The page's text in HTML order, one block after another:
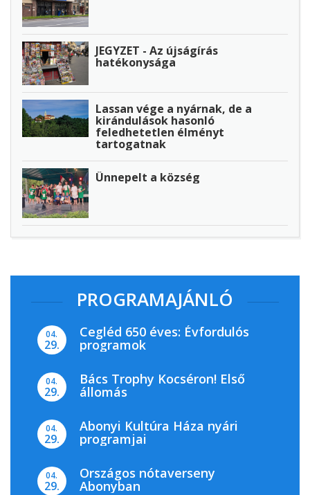
JEGYZET - Az újságírás
hatékonysága
Lassan vége a nyárnak, de a
kirándulások hasonló
feledhetetlen élményt
tartogatnak
Ünnepelt a község
PROGRAMAJÁNLÓ
04.
29.
Cegléd 650 éves: Évfordulós
programok
04.
29.
Bács Trophy Kocséron! Első
állomás
04.
29.
Abonyi Kultúra Háza nyári
programjai
04.
29.
Országos nótaverseny
Abonyban